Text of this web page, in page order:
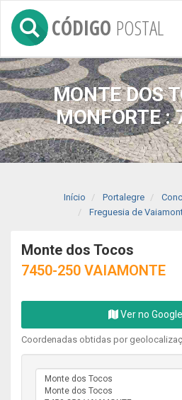
CÓDIGO POSTAL
MONTE DOS
MONFORTE :
Início Portalegre
Freguesia de
Monte dos Tocos
7450-250 VAIAMONTE
Ver no
Coordenadas obtidas por